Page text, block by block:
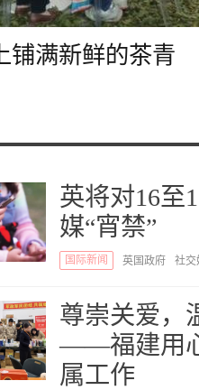
铺满新鲜的茶青
英将对16至
媒“宵禁”
国际新闻 英国政府 社交
尊崇关爱，
——福建用
属工作